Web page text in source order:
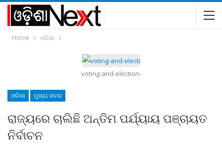
Home ଓଡିଶା
voting-and-election-
ଓଡିଶା ମୁଖ୍ୟ ଖବର
ରାଜ୍ୟରେ ଚାଲିଛି ଅନ୍ତିମ ପର୍ଯ୍ୟାୟ ପଞ୍ଚାୟତ
ନିର୍ବାଚନ